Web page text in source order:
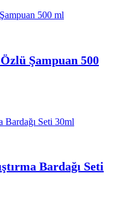
Şampuan 500
Bardağı Seti